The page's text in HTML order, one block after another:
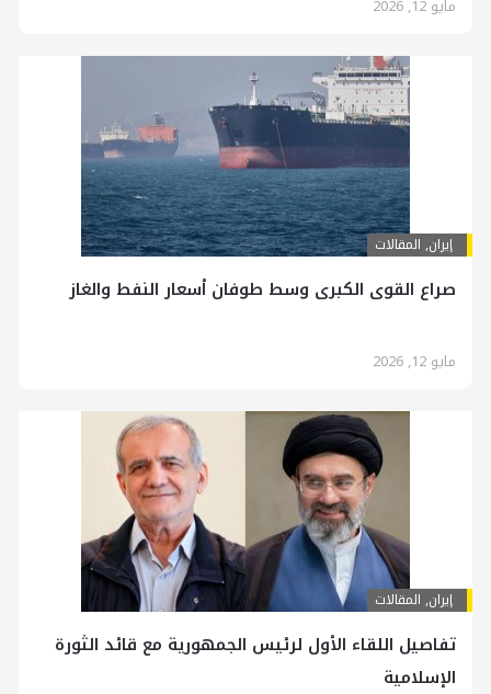
مايو 12, 2026
إيران, المقالات
صراع القوى الكبرى وسط طوفان أسعار النفط والغاز
مايو 12, 2026
إيران, المقالات
تفاصيل اللقاء الأول لرئيس الجمهورية مع قائد الثورة
الإسلامية